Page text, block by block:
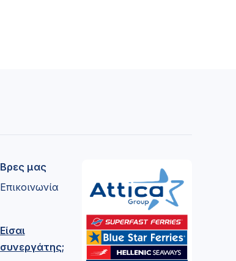
Βρες μας
Επικοινωνία
Είσαι
συνεργάτης;